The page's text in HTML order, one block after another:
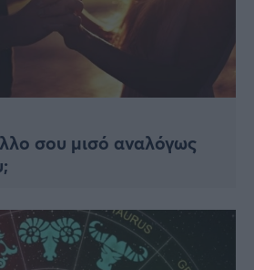
σου μισό αναλόγως